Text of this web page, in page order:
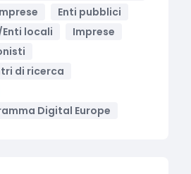
Enti pubblici
locali
Imprese
di ricerca
Digital Europe